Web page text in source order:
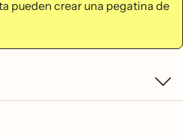
pueden crear una pegatina de